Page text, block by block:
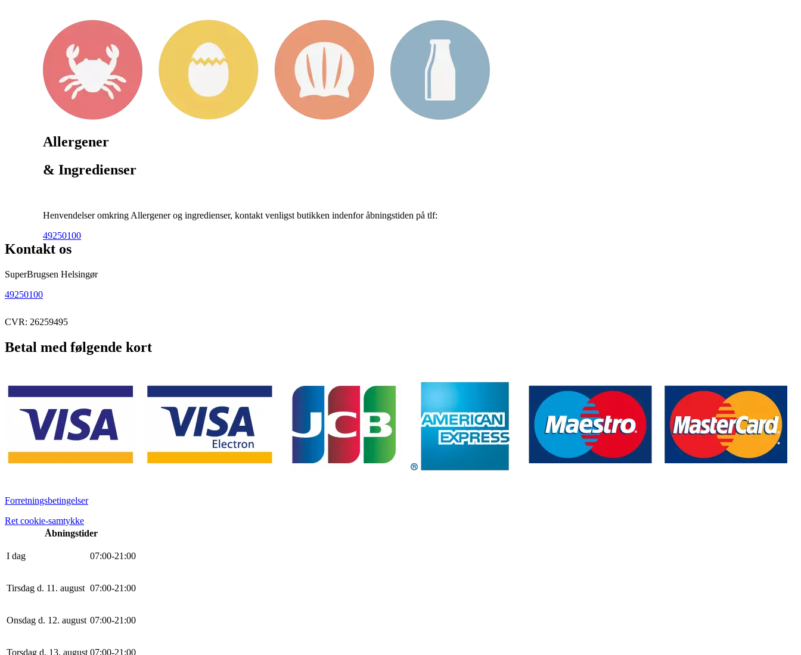
Allergener
& Ingredienser
Henvendelser omkring Allergener og ingredienser, kontakt venligst butikken indenfor åbningstiden på tlf:
49250100
Kontakt os
SuperBrugsen Helsingør
49250100
CVR: 26259495
Betal med følgende kort
Forretningsbetingelser
Ret cookie-samtykke
Åbningstider
I dag 07:00-21:00
Tirsdag d. 11. august 07:00-21:00
Onsdag d. 12. august 07:00-21:00
Torsdag d. 13. august 07:00-21 :00